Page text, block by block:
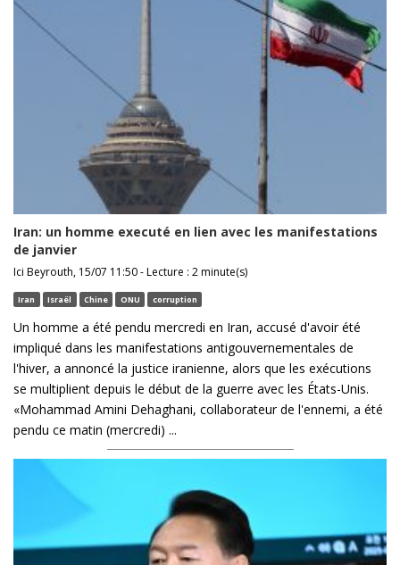
Iran: un homme executé en lien avec les manifestations
de janvier
Ici Beyrouth, 15/07 11:50 - Lecture : 2 minute(s)
Iran Israël Chine ONU corruption
Un homme a été pendu mercredi en Iran, accusé d'avoir été
impliqué dans les manifestations antigouvernementales de
l'hiver, a annoncé la justice iranienne, alors que les exécutions
se multiplient depuis le début de la guerre avec les États-Unis.
«Mohammad Amini Dehaghani, collaborateur de l'ennemi, a été
pendu ce matin (mercredi) ...